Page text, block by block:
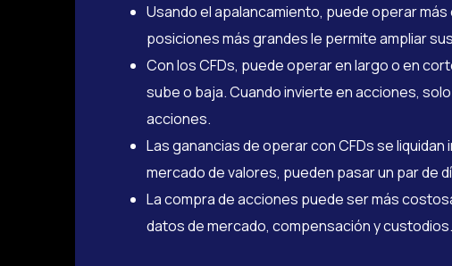
Usando el apalancamiento, puede operar
posiciones más grandes le permite ampliar
Con los CFDs, puede operar en largo o en
sube o baja. Cuando invierte en acciones,
acciones.
Las ganancias de operar con CFDs se
mercado de valores, pueden pasar un par de
La compra de acciones puede ser más
datos de mercado, compensación y custodios.